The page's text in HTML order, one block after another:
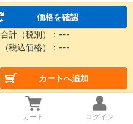
価格を確認
合計（税別）： ---
（税込価格）： ---
カートへ追加
カート ログイン